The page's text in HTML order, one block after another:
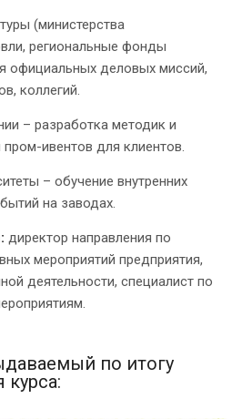
(министерства
региональные фонды
официальных деловых миссий,
коллегий.
– разработка методик и
ивентов для клиентов.
– обучение внутренних
на заводах.
директор направления по
мероприятий предприятия,
деятельности, специалист по
по итогу